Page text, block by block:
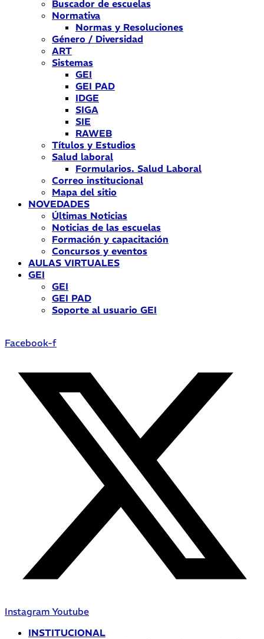
Buscador de escuelas
Normativa
Normas y Resoluciones
Género / Diversidad
ART
Sistemas
GEI
GEI PAD
IDGE
SIGA
SIE
RAWEB
Títulos y Estudios
Salud laboral
Formularios. Salud Laboral
Correo institucional
Mapa del sitio
NOVEDADES
Últimas Noticias
Noticias de las escuelas
Formación y capacitación
Concursos y eventos
AULAS VIRTUALES
GEI
GEI
GEI PAD
Soporte al usuario GEI
Facebook-f
Instagram Youtube
INSTITUCIONAL